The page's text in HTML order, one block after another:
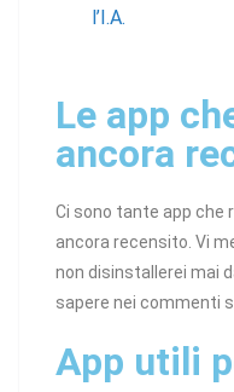
l’I.A.
Le app
ancora
Ci sono tante app che
ancora recensito. Vi
non disinstallerei mai
sapere nei commenti
App utili